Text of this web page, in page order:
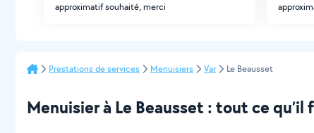
approximatif souhaité, merci
Prestations de services Menuisiers Var Le Beausset
Menuisier à Le Beausset : tout ce qu’il